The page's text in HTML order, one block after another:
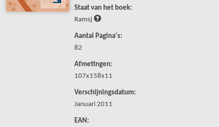
Staat van het boek:
Ramsj
Aantal Pagina's:
82
Afmetingen:
107x158x11
Verschijningsdatum:
Januari 2011
EAN: